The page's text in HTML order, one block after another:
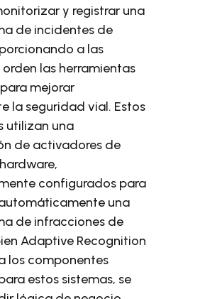
y registrar una
de incidentes de
a las
las herramientas
mejorar
la seguridad vial. Estos
utilizan una
de activadores de
configurados para
una
de infracciones de
Adaptive Recognition
los componentes
estos sistemas, se